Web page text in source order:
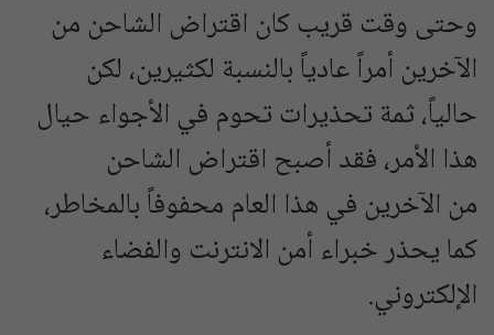
وحتى وقت قريب كان اقتراض الشاحن من
الآخرين أمراً عادياً بالنسبة لكثيرين، لكن
حالياً، ثمة تحذيرات تحوم في الأجواء حيال
هذا الأمر، فقد أصبح اقتراض الشاحن
من الآخرين في هذا العام محفوفاً بالمخاطر،
كما يحذر خبراء أمن الانترنت والفضاء
الإلكتروني.